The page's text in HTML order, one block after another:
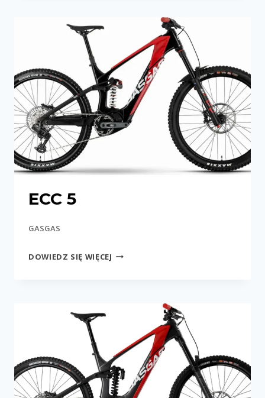
ECC 5
GASGAS
DOWIEDZ SIĘ WIĘCEJ ECC